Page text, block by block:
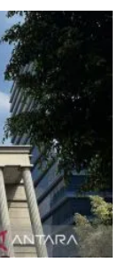
isbat